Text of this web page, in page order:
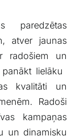
paredzētas
atver⁢ jaunas
radošiem un
lielāku
kvalitāti un
Radoši
kampaņas
un ⁣dinamisku